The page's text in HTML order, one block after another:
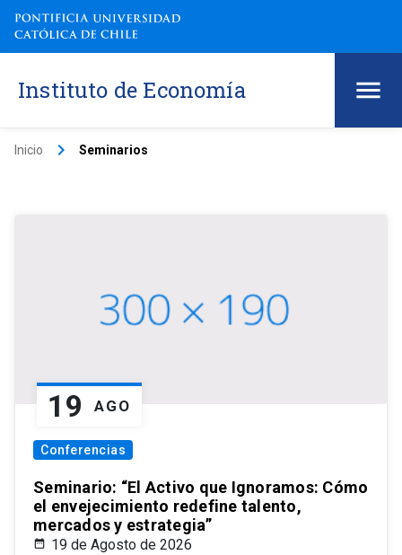
Instituto de Economía
Inicio keyboard_arrow_right Seminarios
19 AGO
Conferencias
Seminario: “El Activo que Ignoramos: Cómo
el envejecimiento redefine talento,
mercados y estrategia”
19 de Agosto de 2026